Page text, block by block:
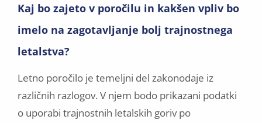
Kaj bo zajeto v poročilu in kakšen vpliv bo
imelo na zagotavljanje bolj trajnostnega
letalstva?
Letno poročilo je temeljni del zakonodaje iz
različnih razlogov. V njem bodo prikazani podatki
o uporabi trajnostnih letalskih goriv po